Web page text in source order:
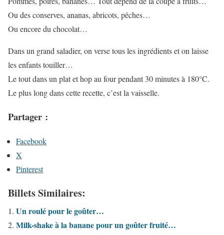
Ou des conserves, ananas, abricots, pêches…
Ou encore du chocolat…
Dans un grand saladier, on verse tous les ingrédients et on laisse
les enfants touiller…
Le tout dans un plat et hop au four pendant 30 minutes à 180°C.
Le plus long dans cette recette, c’est la vaisselle.
Partager :
Facebook
X
Pinterest
Billets Similaires:
Un roulé pour le goûter…
Milk-shake à la banane pour un goûter fruité…